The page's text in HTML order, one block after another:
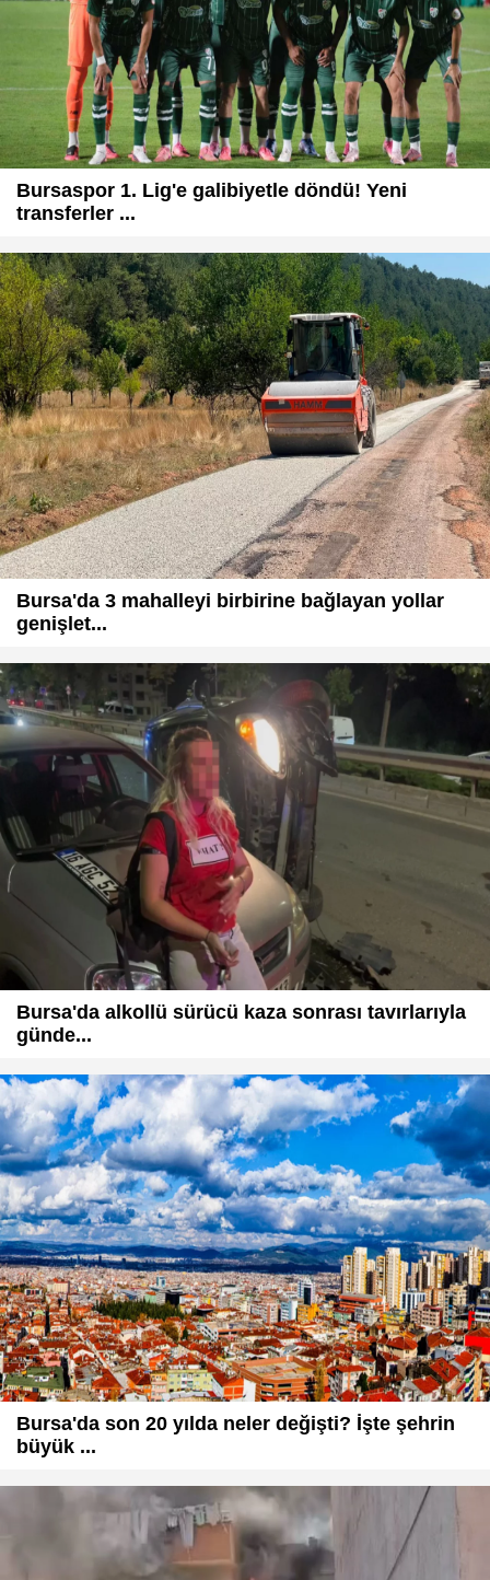
Bursaspor 1. Lig'e galibiyetle döndü! Yeni
transferler ...
Bursa'da 3 mahalleyi birbirine bağlayan yollar
genişlet...
Bursa'da alkollü sürücü kaza sonrası tavırlarıyla
günde...
Bursa'da son 20 yılda neler değişti? İşte şehrin
büyük ...